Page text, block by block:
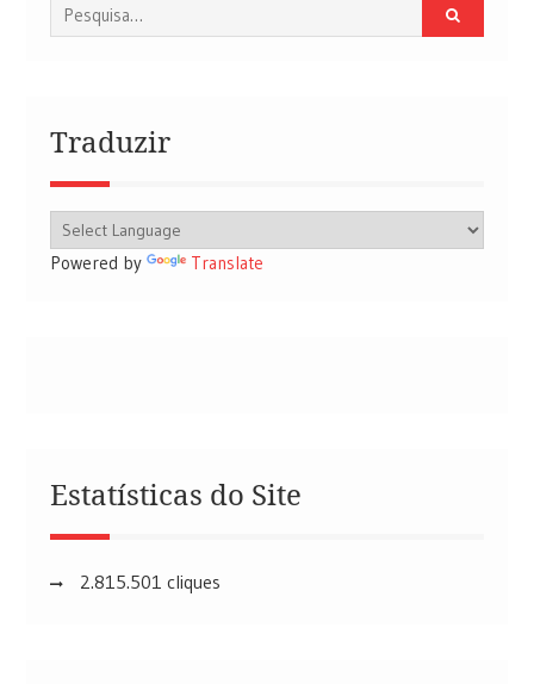
Procurar
por:
Traduzir
Powered by Translate
Estatísticas do Site
2.815.501 cliques